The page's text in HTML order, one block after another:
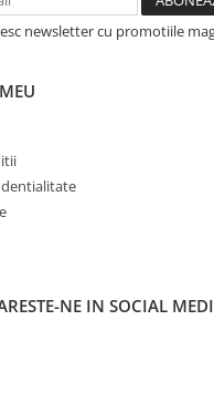
newsletter cu promotiile
NE IN SOCIAL